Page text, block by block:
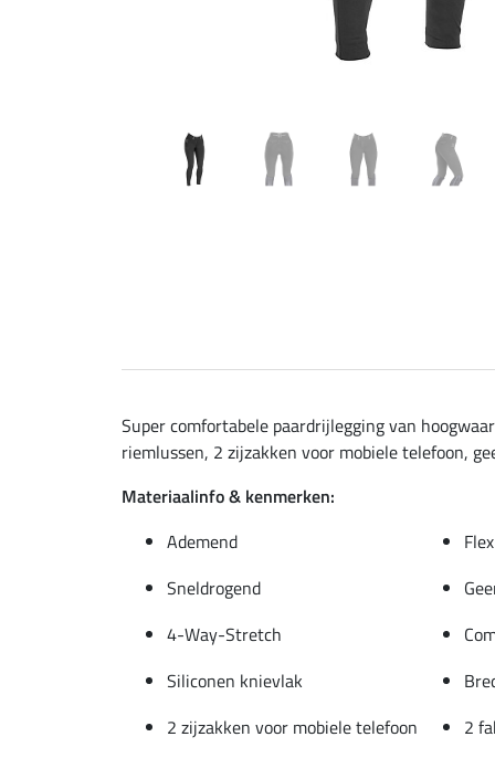
Super comfortabele paardrijlegging van
riemlussen, 2 zijzakken voor mobiele telefoon,
Materiaalinfo & kenmerken:
Ademend
Sneldrogend
4-Way-Stretch
Siliconen knievlak
2 zijzakken voor mobiele telefoon
2